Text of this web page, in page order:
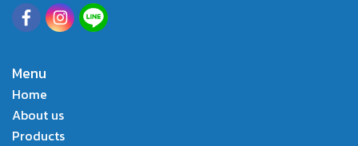
Menu
Home
About us
Products